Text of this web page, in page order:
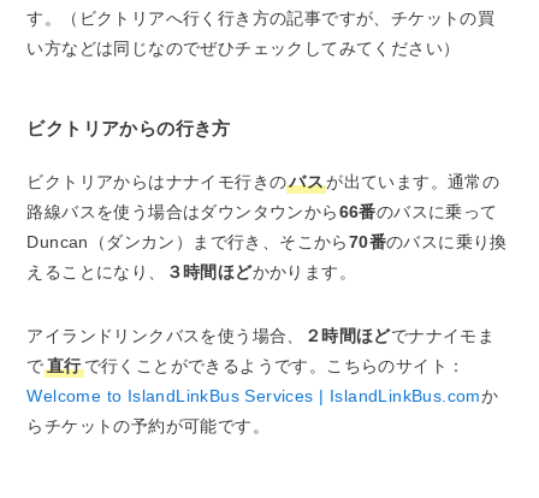
す。（ビクトリアへ行く行き方の記事ですが、チケットの買
い方などは同じなのでぜひチェックしてみてください）
ビクトリアからの行き方
ビクトリアからはナナイモ行きのバスが出ています。通常の
路線バスを使う場合はダウンタウンから66番のバスに乗って
Duncan（ダンカン）まで行き、そこから70番のバスに乗り換
えることになり、
３時間ほどかかります。
アイランドリンクバスを使う場合、 ２時間ほどでナナイモま
で直行で行くことができるようです。こちらのサイト：
Welcome to IslandLinkBus Services | IslandLinkBus.comか
らチケットの予約が可能です。